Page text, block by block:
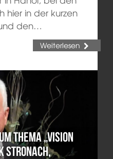
hier in der kurzen
den…
Weiterlesen
Thema „Vision
Stronach,